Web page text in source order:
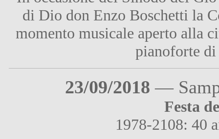
di Dio don Enzo Boschetti la
momento musicale aperto alla
pianoforte
23/09/2018 —
Festa
1978-2108: 40